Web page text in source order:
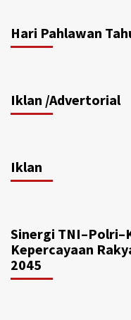
Hari Pahlawan
Iklan /Advertorial
Iklan
Sinergi
Kepercayaan
2045